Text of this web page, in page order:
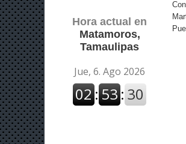
Hora actual en
Matamoros,
Tamaulipas